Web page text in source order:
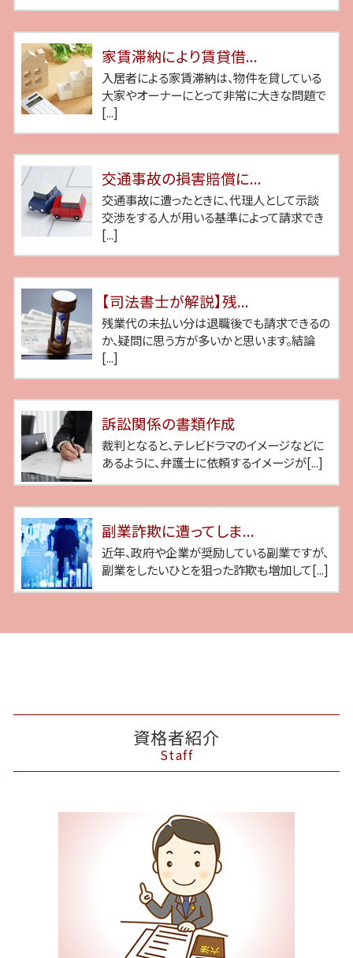
家賃滞納により賃貸借...
入居者による家賃滞納は、物件を貸している
大家やオーナーにとって非常に大きな問題で
[...]
交通事故の損害賠償に...
交通事故に遭ったときに、代理人として示談
交渉をする人が用いる基準によって請求でき
[...]
【司法書士が解説】残...
残業代の未払い分は退職後でも請求できるの
か、疑問に思う方が多いかと思います。結論
[...]
訴訟関係の書類作成
裁判となると、テレビドラマのイメージなどに
あるように、弁護士に依頼するイメージが[...]
副業詐欺に遭ってしま...
近年、政府や企業が奨励している副業ですが、
副業をしたいひとを狙った詐欺も増加して[...]
資格者紹介
Staff